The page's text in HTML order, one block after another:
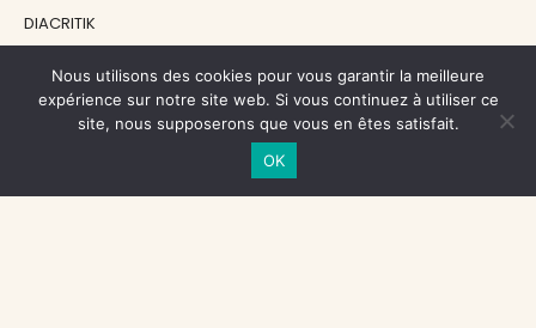
DIACRITIK
NOS SOUTIENS
CENTRE NATIONAL DU LIVRE
Nous utilisons des cookies pour vous garantir la meilleure
expérience sur notre site web. Si vous continuez à utiliser ce
site, nous supposerons que vous en êtes satisfait.
OK